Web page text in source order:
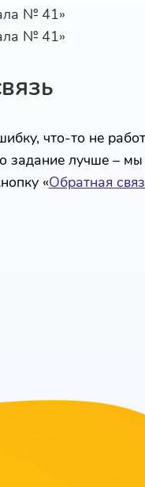
что-то не
задание лучше –
«Обратная